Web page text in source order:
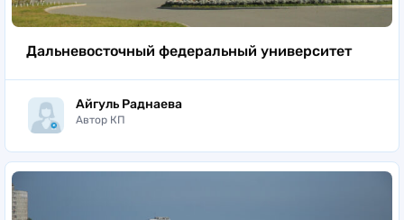
Дальневосточный федеральный университет
Айгуль Раднаева
Автор КП